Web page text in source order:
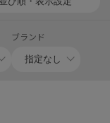
ブランド